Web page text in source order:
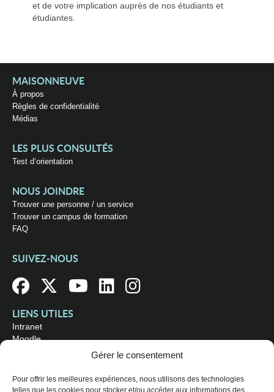
Gérer le consentement
Pour offrir les meilleures expériences, nous utilisons des technologies
telles que les cookies pour stocker et/ou accéder aux informations des
et de votre implication auprès de nos étudiants et
étudiantes.
MAISONNEUVE
À propos
Règles de confidentialité
Médias
LES PLUS CONSULTÉS
Test d’orientation
NOUS JOINDRE
Trouver une personne / un service
Trouver un campus de formation
FAQ
SUIVEZ-NOUS
LIENS UTILES
Intranet
Moodle